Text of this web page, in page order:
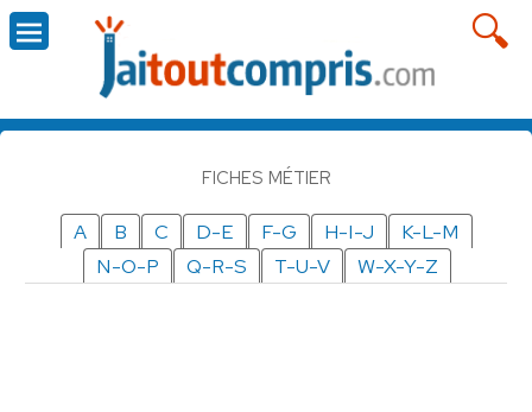
FICHES MÉTIER
A B C D-E F-G H-I-J
K-L-M
N-O-P
Q-R-S T-U-V W-X-Y-Z